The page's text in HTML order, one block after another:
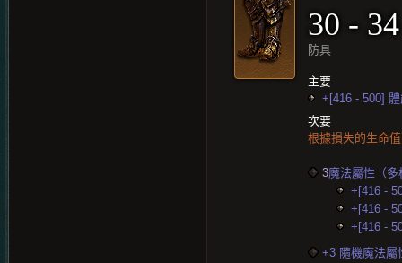
30 - 34
防具
主要
+[416 - 500]
次要
根據損失的生命
3魔法屬性（
+[416 -
+[416 -
+[416 -
+3 隨機魔法屬